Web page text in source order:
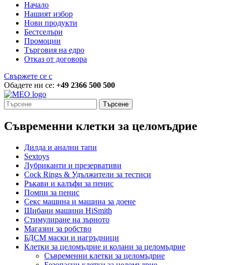
Начало
Нашият избор
Нови продукти
Бестселъри
Промоции
Търговия на едро
Отказ от договора
Свържете се с
Обадете ни се: +49 2366 500 500
Търсене
Съвременни клетки за целомъдрие
Дилда и анални тапи
Sextoys
Лубриканти и презервативи
Cock Rings & Удължители за тестиси
Ръкави и калъфи за пенис
Помпи за пенис
Секс машина и машина за доене
Шибани машини HiSmith
Стимулиране на зърното
Магазин за робство
БДСМ маски и нагръдници
Клетки за целомъдрие и колани за целомъдрие
Съвременни клетки за целомъдрие